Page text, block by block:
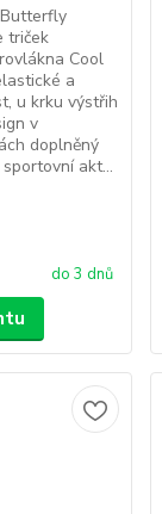
Butterfly
triček
Cool
a
u krku výstřih
v
doplněný
akt...
do 3 dnů